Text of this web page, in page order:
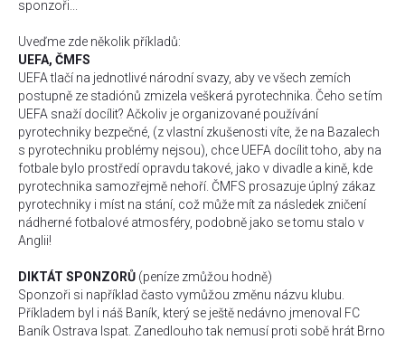
sponzoři...
Uveďme zde několik příkladů:
UEFA, ČMFS
UEFA tlačí na jednotlivé národní svazy, aby ve všech zemích
postupně ze stadiónů zmizela veškerá pyrotechnika. Čeho se tím
UEFA snaží docílit? Ačkoliv je organizované používání
pyrotechniky bezpečné, (z vlastní zkušenosti víte, že na Bazalech
s pyrotechniku problémy nejsou), chce UEFA docílit toho, aby na
fotbale bylo prostředí opravdu takové, jako v divadle a kině, kde
pyrotechnika samozřejmě nehoří. ČMFS prosazuje úplný zákaz
pyrotechniky i míst na stání, což může mít za následek zničení
nádherné fotbalové atmosféry, podobně jako se tomu stalo v
Anglii!
DIKTÁT SPONZORŮ (peníze zmůžou hodně)
Sponzoři si například často vymůžou změnu názvu klubu.
Příkladem byl i náš Baník, který se ještě nedávno jmenoval FC
Baník Ostrava Ispat. Zanedlouho tak nemusí proti sobě hrát Brno